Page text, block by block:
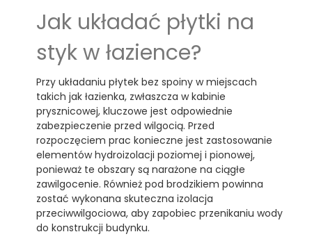
Jak układać płytki na
styk w łazience?
Przy układaniu płytek bez spoiny w miejscach
takich jak łazienka, zwłaszcza w kabinie
prysznicowej, kluczowe jest odpowiednie
zabezpieczenie przed wilgocią. Przed
rozpoczęciem prac konieczne jest zastosowanie
elementów hydroizolacji poziomej i pionowej,
ponieważ te obszary są narażone na ciągłe
zawilgocenie. Również pod brodzikiem powinna
zostać wykonana skuteczna izolacja
przeciwwilgociowa, aby zapobiec przenikaniu wody
do konstrukcji budynku.